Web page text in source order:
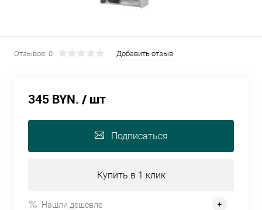
Отзывов: 0 Добавить отзыв
345 BYN. / шт
Подписаться
Купить в 1 клик
Нашли дешевле